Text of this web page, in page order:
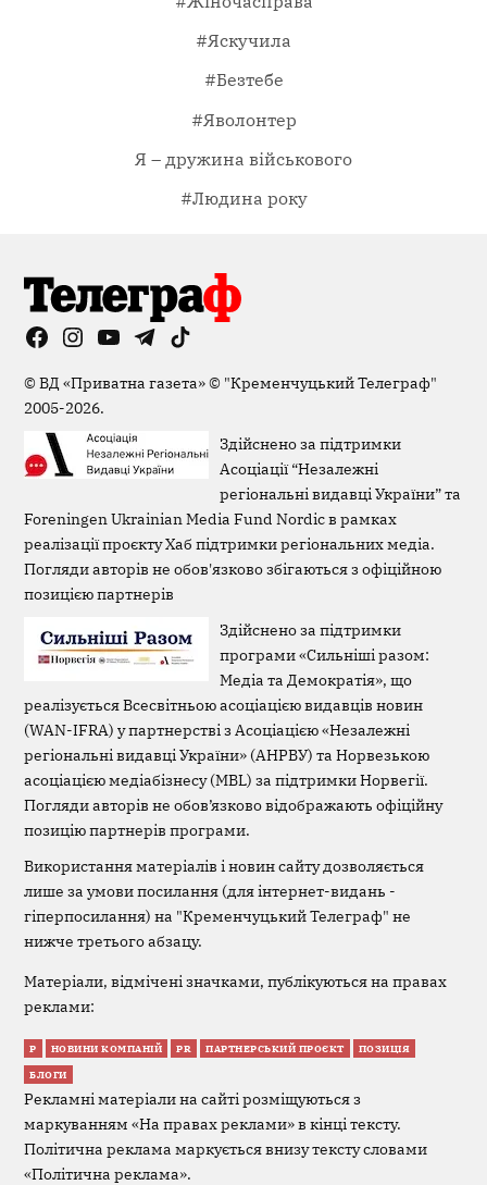
#Яскучила
#Безтебе
#Яволонтер
Я – дружина військового
#Людина року
FacebookInstagram
YouTubeTelegramTikTok
©ВД «Приватна газета»© "Кременчуцький Телеграф"
2005-2026.
Здійснено за підтримки
Асоціації “Незалежні
регіональні видавці України” та
Foreningen Ukrainian Media Fund Nordic в рамках
реалізації проєкту Хаб підтримки регіональних медіа.
Погляди авторів не обов'язково збігаються з офіційною
позицією партнерів
Здійснено за підтримки
програми «Сильніші разом:
Медіа та Демократія», що
реалізується Всесвітньою асоціацією видавців новин
(WAN-IFRA) у партнерстві з Асоціацією «Незалежні
регіональні видавці України» (АНРВУ) та Норвезькою
асоціацією медіабізнесу (MBL) за підтримки Норвегії.
Погляди авторів не обов’язково відображають офіційну
позицію партнерів програми.
Використання матеріалів і новин сайту дозволяється
лише за умови посилання (для інтернет-видань -
гіперпосилання) на "Кременчуцький Телеграф" не
нижче третього абзацу.
Матеріали, відмічені значками, публікуються на правах
реклами:
Р НОВИНИ КОМПАНІЙ PR ПАРТНЕРСЬКИЙ ПРОЄКТ ПОЗИЦІЯ
БЛОГИ
Рекламні матеріали на сайті розміщуються з
маркуванням «На правах реклами» в кінці тексту.
Політична реклама маркується внизу тексту словами
«Політична реклама».